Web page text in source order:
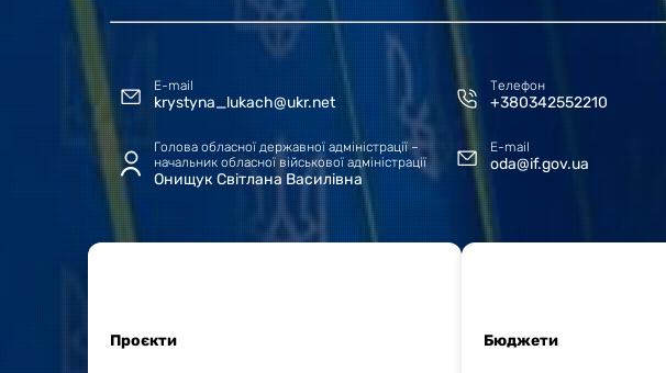
E-mail
krystyna_lukach@ukr.net
Телефон
+380342552210
Голова обласної державної адміністрації –
начальник обласної військової адміністрації
Онищук Світлана Василівна
E-mail
oda@if.gov.ua
Проєкти Бюджети